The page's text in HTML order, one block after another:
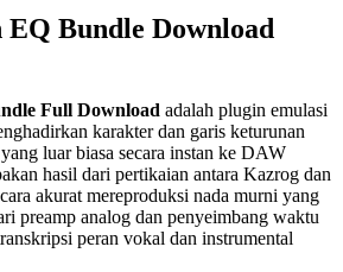
Bundle Download
Full Download adalah plugin emulasi
karakter dan garis keturunan
luar biasa secara instan ke DAW
hasil dari pertikaian antara Kazrog dan
akurat mereproduksi nada murni yang
preamp analog dan penyeimbang waktu
peran vokal dan instrumental